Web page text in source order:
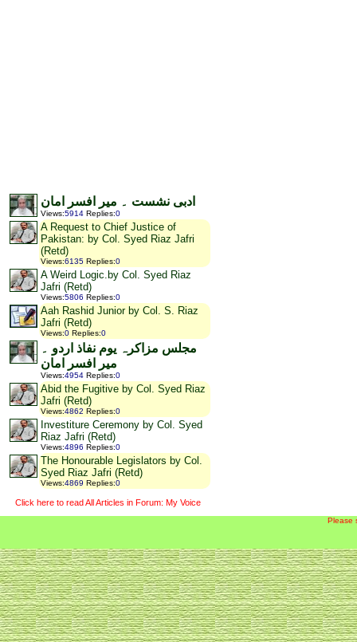
ادبی نشست ۔ میر افسر امان
Views:5914 Replies:0
A Request to Chief Justice of
Pakistan: by Col. Syed Riaz Jafri
(Retd)
Views:6135 Replies:0
A Weird Logic.by Col. Syed Riaz
Jafri (Retd)
Views:5806 Replies:0
Aah Rashid Junior by Col. S. Riaz
Jafri (Retd)
Views:0 Replies:0
مجلس مزاکرہ یوم نفاذ اردو ۔
میر افسر امان
Views:4954 Replies:0
Abid the Fugitive by Col. Syed Riaz
Jafri (Retd)
Views:4862 Replies:0
Investiture Ceremony by Col. Syed
Riaz Jafri (Retd)
Views:4896 Replies:0
The Honourable Legislators by Col.
Syed Riaz Jafri (Retd)
Views:4869 Replies:0
Click here to read All Articles in Forum: My Voice
Please